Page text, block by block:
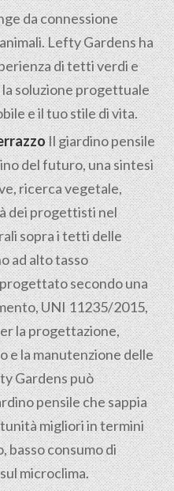
da connessione
Lefty Gardens ha
di tetti verdi e
soluzione progettuale
e il tuo stile di vita.
Il giardino pensile
del futuro, una sintesi
ricerca vegetale,
dei progettisti nel
sopra i tetti delle
ad alto tasso
secondo una
UNI 11235/2015,
la progettazione,
e la manutenzione delle
Gardens può
pensile che sappia
migliori in termini
basso consumo di
microclima.